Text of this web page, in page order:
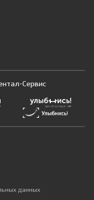
Сервис
данных